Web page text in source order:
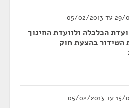
הכלכלה ולוועדת החינוך
השידור בהצעת חוק